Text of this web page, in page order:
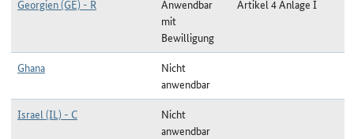
Georgien (GE) - R
Anwendbar
mit
Bewilligung
Artikel 4 Anlage I
Ghana
Nicht
anwendbar
Israel (IL) - C
Nicht
anwendbar